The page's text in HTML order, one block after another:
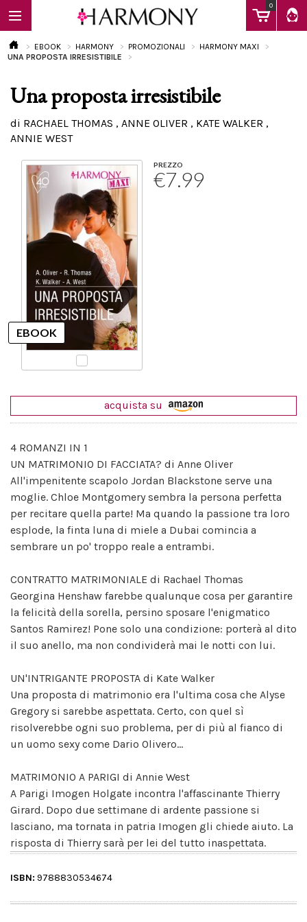
0
EBOOK
LIBRI
Calendario
EBOOK HARMONY PROMOZIONALI
HARMONY MAXI
UNA PROPOSTA IRRESISTIBILE
Una proposta irresistibile
di RACHAEL THOMAS , ANNE OLIVER , KATE WALKER ,
ANNIE WEST
PREZZO
€7.99
acquista su
4 ROMANZI IN 1
UN MATRIMONIO DI FACCIATA? di Anne Oliver
All'impenitente scapolo Jordan Blackstone serve una
moglie. Chloe Montgomery sembra la persona perfetta
per recitare quella parte! Ma quando la passione tra loro
esplode, la finta luna di miele a Dubai comincia a
sembrare un po' troppo reale a entrambi.
CONTRATTO MATRIMONIALE di Rachael Thomas
Georgina Henshaw farebbe qualunque cosa per garantire
la felicità della sorella, persino sposare l'enigmatico
Santos Ramirez! Pone solo una condizione: porterà al dito
il suo anello, ma non condividerà mai le notti con lui.
UN'INTRIGANTE PROPOSTA di Kate Walker
Una proposta di matrimonio era l'ultima cosa che Alyse
Gregory si sarebbe aspettata. Certo, con quel sì
risolverebbe ogni suo problema, per di più al fianco di
un uomo sexy come Dario Olivero...
MATRIMONIO A PARIGI di Annie West
A Parigi Imogen Holgate incontra l'affascinante Thierry
Girard. Dopo due settimane di ardente passione si
lasciano, ma tornata in patria Imogen gli chiede aiuto. La
risposta di Thierry sarà per lei del tutto inaspettata.
ISBN: 9788830534674